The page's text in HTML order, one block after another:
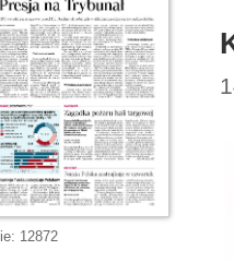
12872